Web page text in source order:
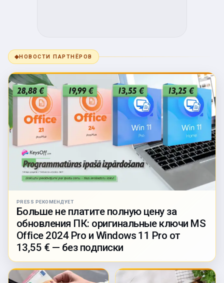
◆НОВОСТИ ПАРТНЁРОВ
PRESS РЕКОМЕНДУЕТ
Больше не платите полную цену за
обновления ПК: оригинальные ключи MS
Office 2024 Pro и Windows 11 Pro от
13,55 € — без подписки